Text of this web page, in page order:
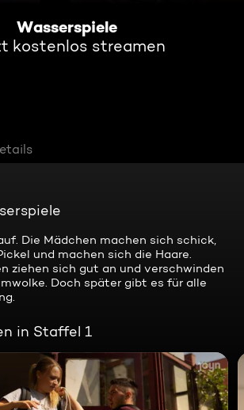
Wasserspiele
kostenlos streamen
Die Mädchen machen sich schick,
und machen sich die Haare.
ziehen sich gut an und verschwinden
Doch später gibt es für alle
in Staffel 1